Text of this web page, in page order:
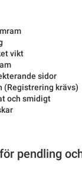
vikt
sidor
(Registrering krävs)
och smidigt
pendling